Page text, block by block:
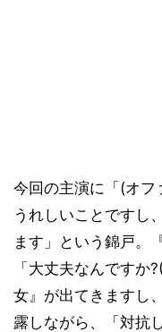
今回の主演に「(オフ
うれしいことですし
ます」という錦戸。
「大丈夫なんです
女』が出てきますし
露しながら、「対抗